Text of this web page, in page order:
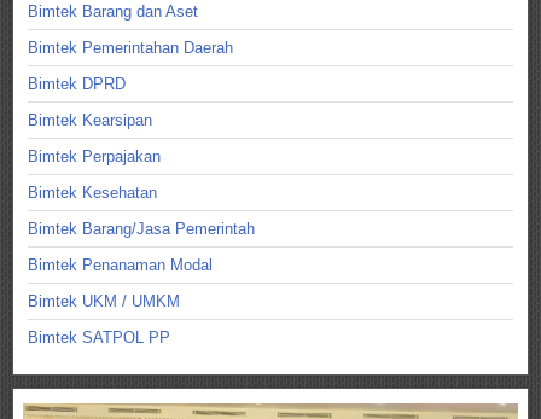
Bimtek Barang dan Aset
Bimtek Pemerintahan Daerah
Bimtek DPRD
Bimtek Kearsipan
Bimtek Perpajakan
Bimtek Kesehatan
Bimtek Barang/Jasa Pemerintah
Bimtek Penanaman Modal
Bimtek UKM / UMKM
Bimtek SATPOL PP